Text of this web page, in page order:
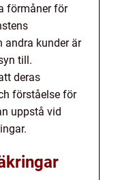
förmåner för
kunder är
till.
deras
förståelse för
uppstå vid